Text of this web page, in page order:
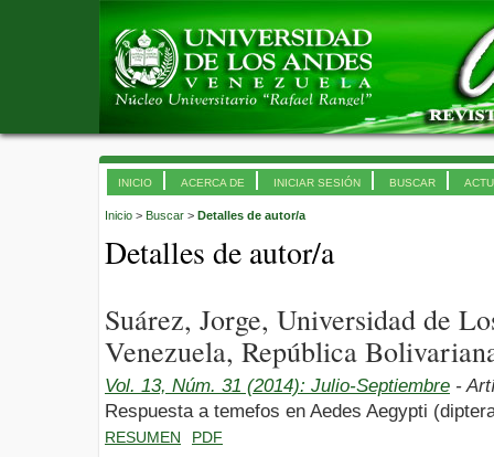
INICIO ACERCA DE INICIAR SESIÓN BUSCAR
Inicio > Buscar > Detalles de autor/a
Detalles de autor/a
Suárez, Jorge, Universidad de
Venezuela, República
Vol. 13, Núm. 31 (2014): Julio-Septiembre -
Respuesta a temefos en Aedes Aegypti
RESUMEN PDF